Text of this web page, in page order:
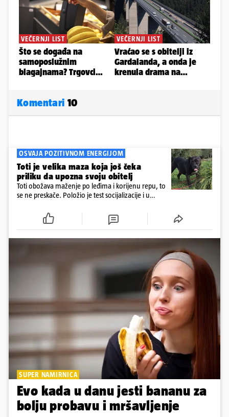
Komentari 10
OSVAJA POZITIVNOM ENERGIJOM
Toti je velika maza koja još čeka
priliku da upozna svoju obitelj
Toti obožava maženje po leđima i korijenu repu, to
se ne preskače. Položio je test socijalizacije i u
cijepljen protiv virusnih zaraznih bolesti
SUPER NAMIRNICA
Evo kada u danu jesti bananu za
bolju probavu i mršavljenje